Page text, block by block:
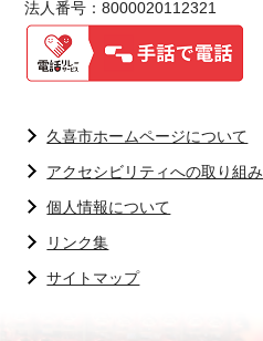
法人番号：8000020112321
久喜市ホームページについて
アクセシビリティへの取り組み
個人情報について
リンク集
サイトマップ